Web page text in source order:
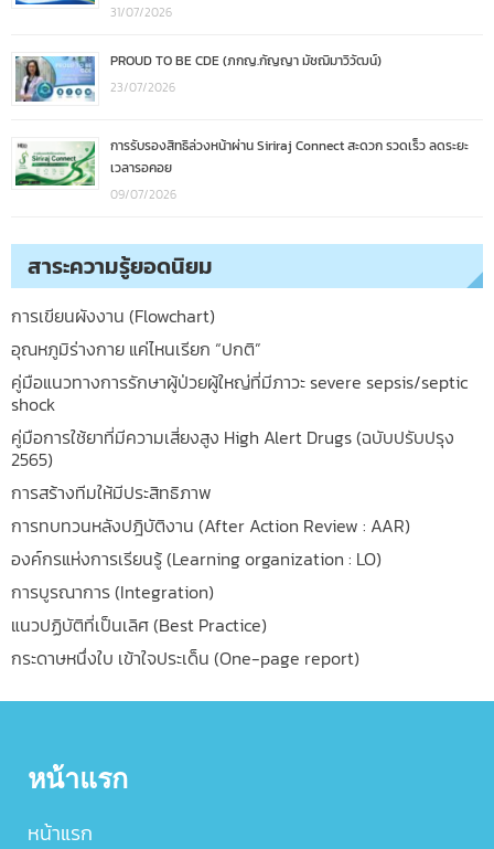
31/07/2026
PROUD TO BE CDE (ภกญ.กัญญา มัชฌิมาวิวัฒน์)
23/07/2026
การรับรองสิทธิล่วงหน้าผ่าน Siriraj Connect สะดวก รวดเร็ว ลดระยะ
เวลารอคอย
09/07/2026
สาระความรู้ยอดนิยม
การเขียนผังงาน (Flowchart)
อุณหภูมิร่างกาย แค่ไหนเรียก “ปกติ”
คู่มือแนวทางการรักษาผู้ป่วยผู้ใหญ่ที่มีภาวะ severe sepsis/septic
shock
คู่มือการใช้ยาที่มีความเสี่ยงสูง High Alert Drugs (ฉบับปรับปรุง
2565)
การสร้างทีมให้มีประสิทธิภาพ
การทบทวนหลังปฎิบัติงาน (After Action Review : AAR)
องค์กรแห่งการเรียนรู้ (Learning organization : LO)
การบูรณาการ (Integration)
แนวปฏิบัติที่เป็นเลิศ (Best Practice)
กระดาษหนึ่งใบ เข้าใจประเด็น (One-page report)
หน้าแรก
หน้าแรก